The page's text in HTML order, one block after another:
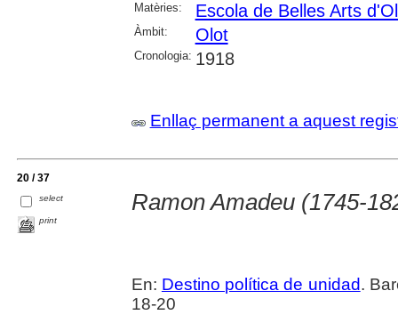
Matèries:
Escola de Belles Arts
Àmbit: Olot
Cronologia: 1918
Enllaç permanent a aquest
20 / 37
select
print
Ramon Amadeu (1745-
En: Destino política de unidad.
18-20